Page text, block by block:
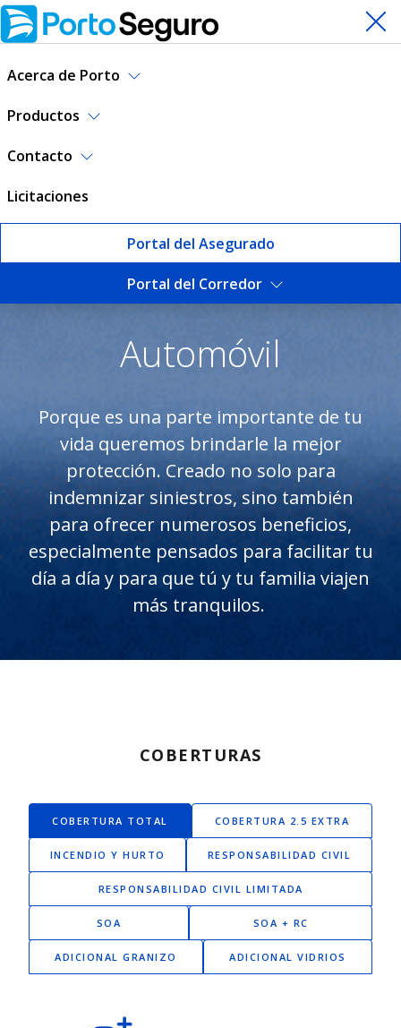
Acerca de Porto
Productos
Contacto
Licitaciones
Portal del Asegurado
Portal del Corredor
Seguro de Automóvil |
Automóvil
Porque es una parte importante de tu
vida queremos brindarle la mejor
protección. Creado no solo para
indemnizar siniestros, sino también
para ofrecer numerosos beneficios,
especialmente pensados para facilitar tu
día a día y para que tú y tu familia viajen
más tranquilos.
COBERTURAS
COBERTURA TOTAL COBERTURA 2.5 EXTRA
INCENDIO Y HURTO RESPONSABILIDAD CIVIL
RESPONSABILIDAD CIVIL LIMITADA
SOA SOA + RC
ADICIONAL GRANIZO ADICIONAL VIDRIOS